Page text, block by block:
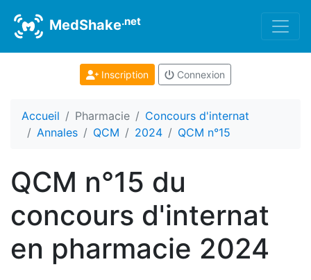
MedShake.net
Inscription Connexion
Accueil Pharmacie
Concours d'internat
Annales
QCM 2024 QCM n°15
QCM n°15 du
concours d'internat
en pharmacie 2024